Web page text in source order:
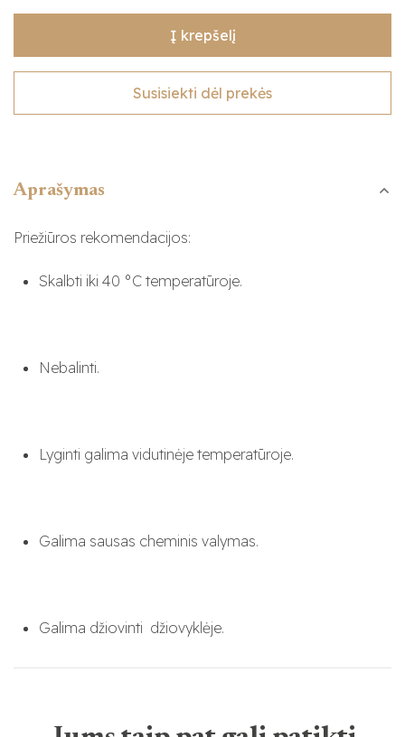
Į krepšelį
Susisiekti dėl prekės
Aprašymas
Priežiūros rekomendacijos:
Skalbti iki 40 °C temperatūroje.
Nebalinti.
Lyginti galima vidutinėje temperatūroje.
Galima sausas cheminis valymas.
Galima džiovinti džiovyklėje.